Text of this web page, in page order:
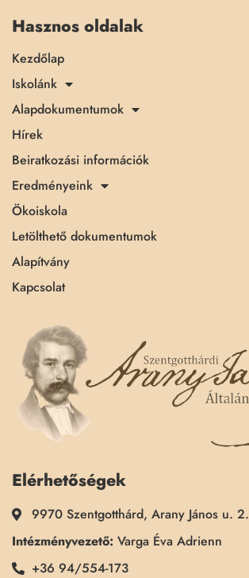
Hasznos oldalak
Kezdőlap
Iskolánk
Alapdokumentumok
Hírek
Beiratkozási információk
Eredményeink
Ökoiskola
Letölthető dokumentumok
Alapítvány
Kapcsolat
Elérhetőségek
9970 Szentgotthárd, Arany János u. 2.
Intézményvezető: Varga Éva Adrienn
+36 94/554-173